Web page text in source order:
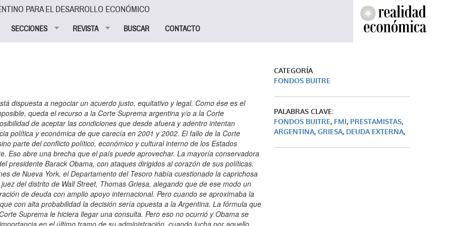
PARA EL DESARROLLO ECONÓMICO
SECCIONES REVISTA BUSCAR CONTACTO
público paguen la cuota sindical aun sin estar afiliados. Obama fue puesto a la defensiva en estas materias. Ayer, el The Washington Post informó que el presidente ha dejado de hablar de la lucha contra la desigualdad, que había llamado “una amenaza fundamental contra el sueño americano, nuestro estilo de vida y aquello que defendemos en el mundo” y sólo se refiere a elevar a la clase media, mientras el Partido Demócrata discute sobre lo que llama “el populismo y sus límites”. Farsa y tragedia En tal contexto, no es difícil entender por qué el gobierno de Estados Unidos se opuso a la declaración de la OEA en respaldo de las negociaciones legales y justas que reclama la Argentina, alegando que no podía hacerlo porque se trataba de un caso judicial (el de Canadá se abstuvo). Cuando el gobierno argentino de Carlos Menem invocaba la división de poderes para rechazar alguna decisión del Sistema Interamericano de Protección a los Derechos Humanos, sonaba como una farsa. Cuando Obama hace lo mismo, la historia se repite pero como una tragedia, porque Menem terminó entrando en razones, pero es inverosímil que el gobierno estadounidense lo haga. Su Corte Suprema es muy sensible al lobby de las grandes empresas y en especial aquellas del sector financiero. Por eso, además de la impresionante acumulación de apoyos en todo el mundo, la estrategia argentina incluye la erosión de Nueva York como plaza financiera segura, lo cual a su vez explica la amplia solidaridad que ha encontrado en el parlamento británico y refleja el carácter sistémico de la cuestión. El depósito del pago a los tenedores de bonos reestructurados en la cuenta que el Banco de Nueva York abrió para ello en el Banco Central argentino surgió por descarte de otras tres posibilidades: - Pagar en la Argentina. Era impracticable, ya que un alto número de acreedores no tenía posibilidad legal y/o voluntad de cambiar la sede del contrato, de Nueva York, Bruselas o Tokio a Buenos Aires. - Acatar en forma literal el fallo y pagar la totalidad de los bonos anteriores al default de 2001, emitidos bajo la ley de Nueva York y que no ingresaron en los canjes de 2005 y 2010 más los intereses acumulados. Eso podría haberse hecho con divisas o mediante la emisión de nuevos bonos. Pero hubiera dado lugar al reclamo judicial de igual trato por parte del resto de los holdouts y de quienes sí canjearon sus títulos, recreando el marasmo de 2001/2002, con sus terribles consecuencias. - No pagar la deuda reestructurada e interpretar el fallo como un mandato de negociar con los holdouts. Esa parece ser la línea de interpretación de Griesa, cuya afirmación de que el pago que hizo la Argentina es ilegal, equivale a subrogar la soberanía del Estado Nacional: esos bonos surgen de un contrato celebrado por la Nación con particulares de distinto origen. Ni el contrato ni los títulos canjeados fueron sometidos jamás a la jurisdicción de aquel magistrado. Acceder a su pretensión y no pagar pese a que existen los recursos para hacerlo hubiera implicado una violación deliberada a los términos de esos contratos y generado responsabilidad penal de los funcionarios que lo decidieran. En la Argentina es un delito que el deudor le pague más a un acreedor que a otro que está en igual condición. Que Griesa no haya embargado los fondos, sino dispuesto su devolución no cambia el fondo: en cualquier caso prohíbe a la Argentina cumplir con sus obligaciones. La decisión argentina de depositar el pago en la cuenta del BoNY tal como lo hizo con todos los vencimientos anteriores de la deuda reestructurada rompió la comunidad de intereses que el fallo había creado entre bonistas de todas las especies y bancos intermediarios y en cambio introdujo una cuña entre ellos. Con un dejo de realismo, Griesa autorizó al Citibank a pagar en dólares a los bonistas del canje en Buenos Aires. Pero como era de esperar, la Caja de Valores Euroclear reclamó lo mismo, para cumplir con los europeos que poseen bonos argentinos emitidos según la ley de Londres y Cardiff. Hasta este fin de semana, Griesa no había resuelto la cuestión, lo que testimonia su complejidad. Si se negara, provocaría un aluvión de reclamos por esa extralimitación, cosa que la Argentina se encargó de recordar en su comunicación a Euroclear: la cadena de pago de esos bonos emitidos en euros no pasa por Estados Unidos y el Banco de Nueva York que interviene está constituido en Luxemburgo, por lo que el juez de Wall Street no debería tener voz ni voto en la cuestión. Pero si aceptara que los bonistas europeos cobren su parte, igual que los que se rigen por la ley argentina, los únicos que no recibirían nada serían aquellos que reestructuraron su deuda según la ley de Nueva York. Si éste fuera el efecto no buscado del torpe fallo de Griesa que la Corte Suprema confirmó, la crisis se instalaría en el lugar menos deseado por ellos. Como lo advirtió el diario The New York Times, si los países prefirieran endeudarse en Londres se generaría un gran problema. Esto menoscabaría el rol de Nueva York como centro financiero mundial y podría tener “un efecto perjudicial sobre el rol sistémico del dólar estadounidense”. Es decir que la Argentina tiene cartas fuertes en la mano y hasta ahora las está jugando con habilidad. Lo hace a partir de una convicción basada en la experiencia de la última década, pero que tiene raíces mucho más remotas. Si la Argentina mantiene la misma firmeza, el propio sistema monetario internacional deberá poner en caja a los fondos buitres, ya que los defaults le son orgánicos y no contingen
CATEGORÍA
FONDOS BUITRE
PALABRAS CLAVE:
FONDOS BUITRE, FMI, PRESTAMISTAS,
ARGENTINA, GRIESA, DEUDA EXTERNA,